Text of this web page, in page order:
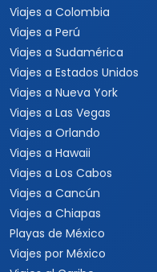
Viajes a Colombia
Viajes a Perú
Viajes a Sudamérica
Viajes a Estados Unidos
Viajes a Nueva York
Viajes a Las Vegas
Viajes a Orlando
Viajes a Hawaii
Viajes a Los Cabos
Viajes a Cancún
Viajes a Chiapas
Playas de México
Viajes por México